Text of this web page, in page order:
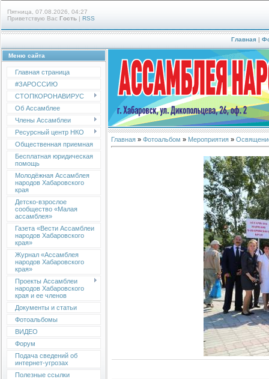
Пятница, 07.08.2026, 04:27
Приветствую Вас Гость | RSS
Главная |
Меню сайта
Главная страница
#ЗАРОССИЮ
СТОПКОРОНАВИРУС
Об Ассамблее
Члены Ассамблеи
Ресурсный центр НКО
Общественная приемная
Бесплатная юридическая
помощь
Молодёжная Ассамблея
народов Хабаровского
края
Детско-взрослое
сообщество «Малая
ассамблея»
Газета «Вести Ассамблеи
народов Хабаровского
края»
Журнал «Ассамблея
народов Хабаровского
края»
Проекты Ассамблеи
народов Хабаровского
края и ее членов
Документы и статьи
Фотоальбомы
ВИДЕО
Форум
Подача сведений об
интернет-угрозах
Полезные ссылки
Главная » Фотоальбом » Мероприятия »